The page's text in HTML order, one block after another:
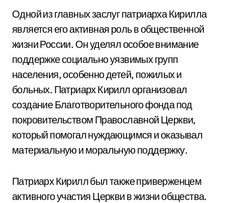
Одной из главных заслуг патриарха Кирилла
является его активная роль в общественной
жизни России. Он уделял особое внимание
поддержке социально уязвимых групп
населения, особенно детей, пожилых и
больных. Патриарх Кирилл организовал
создание Благотворительного фонда под
покровительством Православной Церкви,
который помогал нуждающимся и оказывал
материальную и моральную поддержку.
Патриарх Кирилл был также приверженцем
активного участия Церкви в жизни общества.